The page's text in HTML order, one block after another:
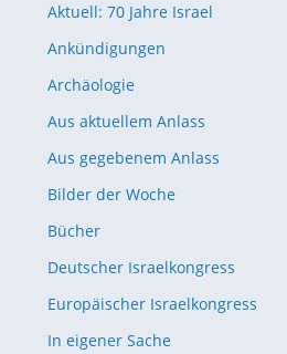
Aktuell: 70 Jahre Israel
Ankündigungen
Archäologie
Aus aktuellem Anlass
Aus gegebenem Anlass
Bilder der Woche
Bücher
Deutscher Israelkongress
Europäischer Israelkongress
In eigener Sache